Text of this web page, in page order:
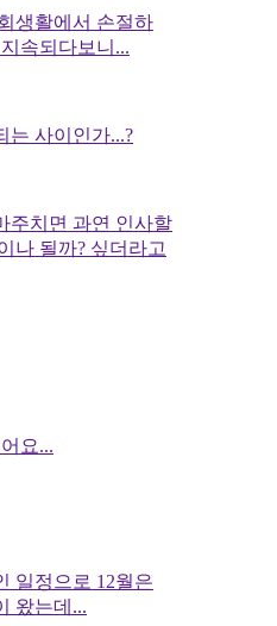
생활에서 손절하
속되다보니...
는 사이인가...?
주치면 과연 인사할
나 될까? 싶더라고
요...
일정으로 12월은
왔는데...